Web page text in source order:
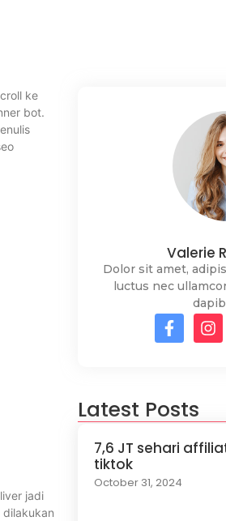
ke
bot.
jadi
Valerie
Dolor sit amet,
luctus nec
Latest Posts
7,6 JT sehari
tiktok
October 31, 2024